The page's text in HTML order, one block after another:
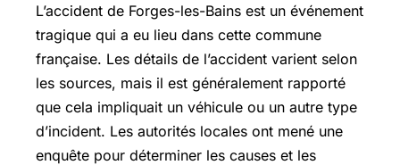
L’accident de Forges-les-Bains est un événement
tragique qui a eu lieu dans cette commune
française. Les détails de l’accident varient selon
les sources, mais il est généralement rapporté
que cela impliquait un véhicule ou un autre type
d’incident. Les autorités locales ont mené une
enquête pour déterminer les causes et les